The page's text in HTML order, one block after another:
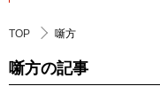
TOP 噺方
噺方の記事